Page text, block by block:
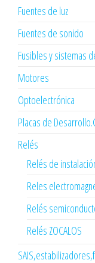
Fuentes de luz
Fuentes de sonido
Fusibles y sistemas
Motores
Optoelectrónica
Placas de
Relés
Relés de
Reles
Relés
Relés ZOCALOS